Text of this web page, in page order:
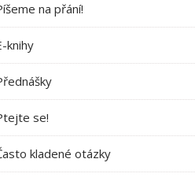
na přání!
knihy
se!
kladené otázky